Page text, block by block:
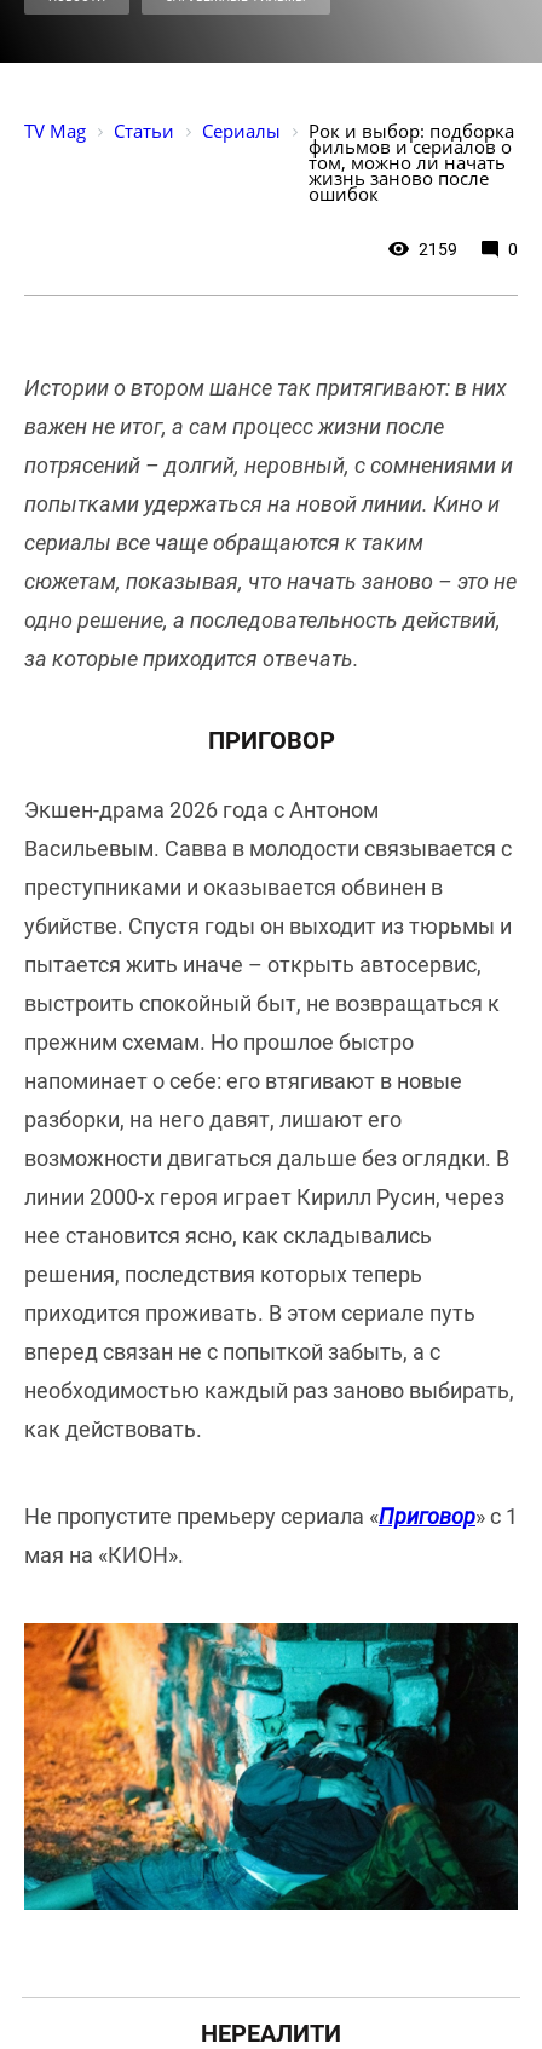
TV Mag Статьи Сериалы Рок и выбор: подборка
фильмов и сериалов о
том, можно ли начать
жизнь заново после
ошибок
2159 0
Истории о втором шансе так притягивают: в них
важен не итог, а сам процесс жизни после
потрясений – долгий, неровный, с сомнениями и
попытками удержаться на новой линии. Кино и
сериалы все чаще обращаются к таким
сюжетам, показывая, что начать заново – это не
одно решение, а последовательность действий,
за которые приходится отвечать.
ПРИГОВОР
Экшен-драма 2026 года с Антоном
Васильевым. Савва в молодости связывается с
преступниками и оказывается обвинен в
убийстве. Спустя годы он выходит из тюрьмы и
пытается жить иначе – открыть автосервис,
выстроить спокойный быт, не возвращаться к
прежним схемам. Но прошлое быстро
напоминает о себе: его втягивают в новые
разборки, на него давят, лишают его
возможности двигаться дальше без оглядки. В
линии 2000-х героя играет Кирилл Русин, через
нее становится ясно, как складывались
решения, последствия которых теперь
приходится проживать. В этом сериале путь
вперед связан не с попыткой забыть, а с
необходимостью каждый раз заново выбирать,
как действовать.
Не пропустите премьеру сериала «Приговор» с 1
мая на «КИОН».
НЕРЕАЛИТИ